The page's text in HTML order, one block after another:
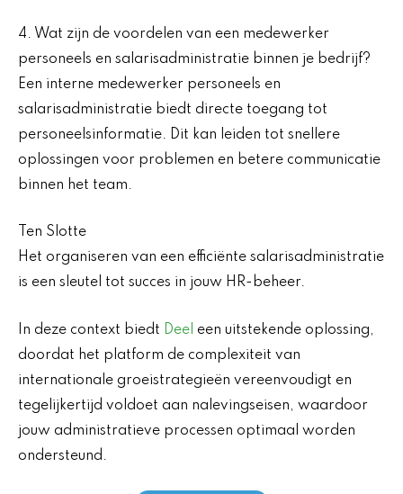
4. Wat zijn de voordelen van een medewerker
personeels en salarisadministratie binnen je bedrijf?
Een interne medewerker personeels en
salarisadministratie biedt directe toegang tot
personeelsinformatie. Dit kan leiden tot snellere
oplossingen voor problemen en betere communicatie
binnen het team.
Ten Slotte
Het organiseren van een efficiënte salarisadministratie
is een sleutel tot succes in jouw HR-beheer.
In deze context biedt Deel een uitstekende oplossing,
doordat het platform de complexiteit van
internationale groeistrategieën vereenvoudigt en
tegelijkertijd voldoet aan nalevingseisen, waardoor
jouw administratieve processen optimaal worden
ondersteund.